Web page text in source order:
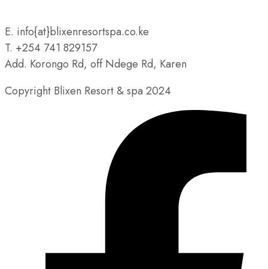
E. info{at}blixenresortspa.co.ke
T. +254 741 829157
Add. Korongo Rd, off Ndege Rd, Karen
Copyright Blixen Resort & spa 2024